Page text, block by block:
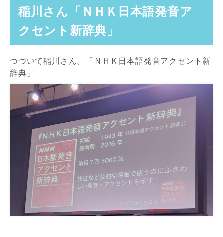
稲川さん「ＮＨＫ日本語発音ア
クセント新辞典」
つづいて稲川さん。「ＮＨＫ日本語発音アクセント新
辞典」